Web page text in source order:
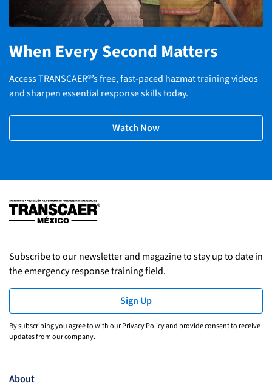
When Every Second Matters
Access TRANSCAER®’s free, fast-paced hazmat training videos
and sharpen essential response skills today.
Watch Now
Subscribe to our newsletter and magazine to stay up to date in
the emergency response training field.
Sign Up
By subscribing you agree to with ourPrivacy Policyand provide consent to receive
updates from our company.
About